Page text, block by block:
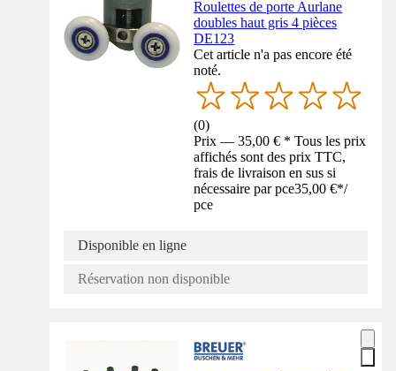
Roulettes de porte Aurlane
doubles haut gris 4 pièces
DE123
Cet article n'a pas encore été
noté.
(0)
Prix — 35,00 € * Tous les prix
affichés sont des prix TTC,
frais de livraison en sus si
nécessaire par pce35,00 €*/
pce
Disponible en ligne
Réservation non disponible